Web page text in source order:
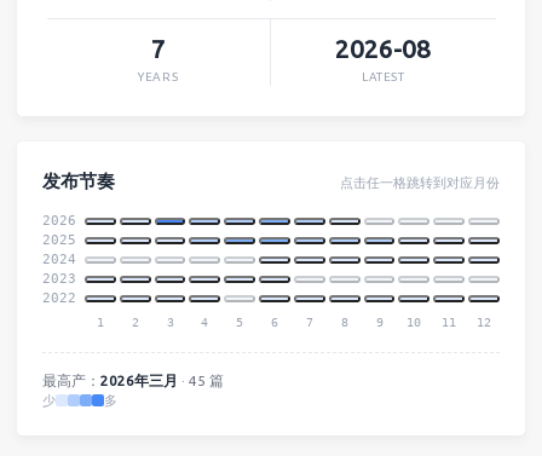
7
YEARS
2026-08
LATEST
发布节奏 点击任一格跳转到对应月份
2026
2025
2024
2023
2022
1 2 3 4 5 6 7 8 9 10 11 12
最高产： 2026年三月 · 45 篇
少 多